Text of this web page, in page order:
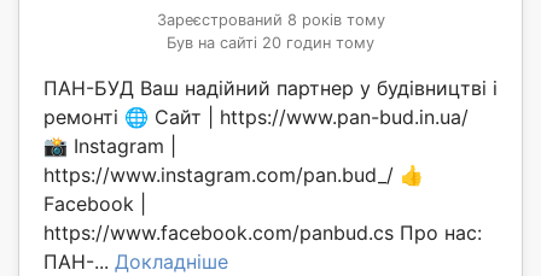
Зареєстрований 8 років тому
Був на сайті 20 годин тому
ПАН-БУД Ваш надійний партнер у будівництві і
ремонті 🌐 Сайт | https://www.pan-bud.in.ua/
📸 Instagram |
https://www.instagram.com/pan.bud_/ 👍
Facebook |
https://www.facebook.com/panbud.cs Про нас:
ПАН-... Докладніше